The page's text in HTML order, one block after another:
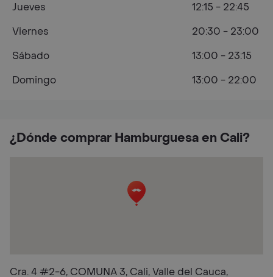
¿Dónde comprar Hamburguesa en Cali?
Cra. 4 #2-6, COMUNA 3, Cali, Valle del Cauca,
Jueves
12:15 - 22:45
Viernes
20:30 - 23:00
Sábado
13:00 - 23:15
Domingo
13:00 - 22:00